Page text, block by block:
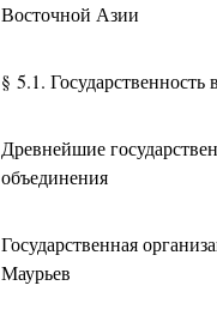
Восточной Азии
§ 5.1.
Древнейшие
объединения
Государственная
Маурьев